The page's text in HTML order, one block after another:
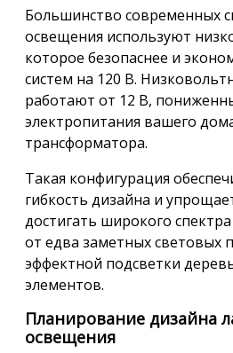
Большинство современных
освещения используют
которое безопаснее и
систем на 120 В.
работают от 12 В,
электропитания вашего
трансформатора.
Такая конфигурация
гибкость дизайна и
достигать широкого
от едва заметных световых
эффектной подсветки
элементов.
Планирование дизайна
освещения